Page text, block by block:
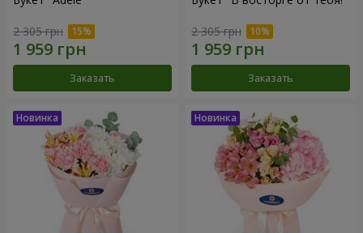
2 305 грн
Заказать
2 305 грн
Заказать